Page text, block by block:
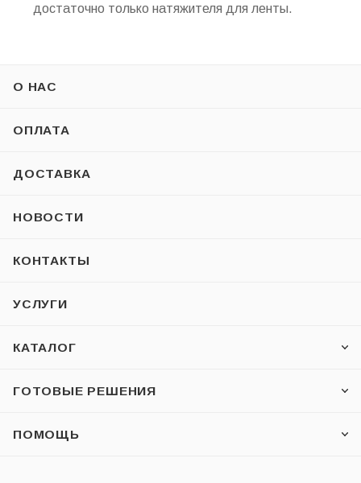
достаточно только натяжителя для ленты.
О НАС
ОПЛАТА
ДОСТАВКА
НОВОСТИ
КОНТАКТЫ
УСЛУГИ
КАТАЛОГ
ГОТОВЫЕ РЕШЕНИЯ
ПОМОЩЬ